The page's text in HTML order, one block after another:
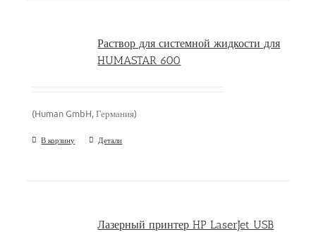
Раствор для системной жидкости для
HUMASTAR 600
(Human GmbH, Германия)
В корзину Детали
Лазерный принтер HP LaserJet USB